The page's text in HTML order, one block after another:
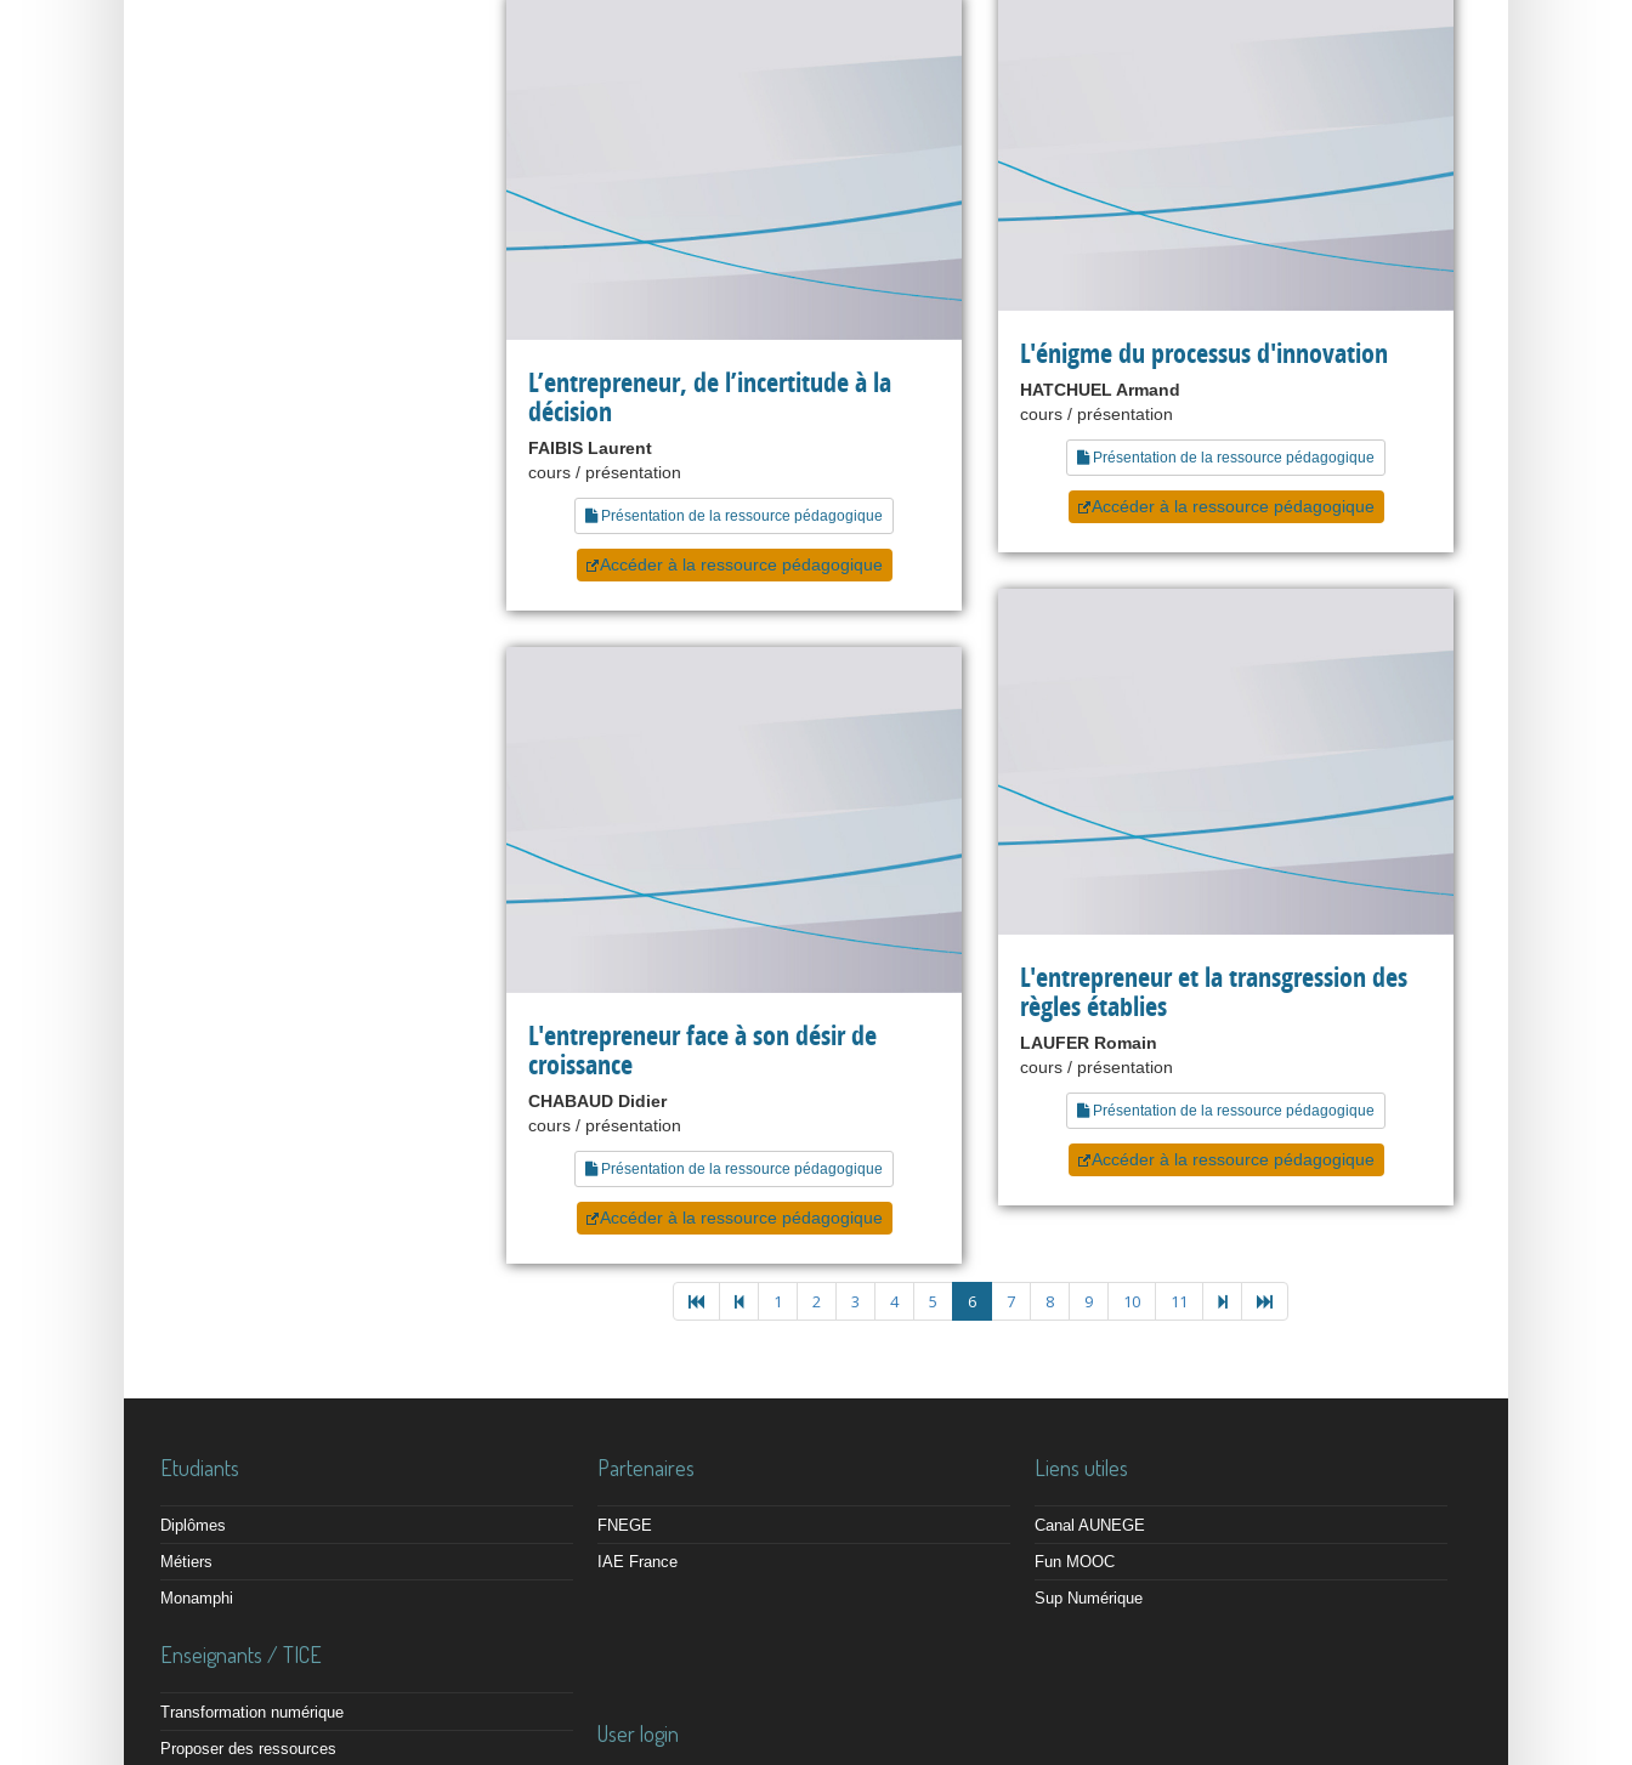
L'énigme du processus d'innovation
HATCHUEL Armand
cours / présentation
Présentation de la ressource pédagogique
Accéder à la ressource pédagogique
L’entrepreneur, de l’incertitude à la
décision
FAIBIS Laurent
cours / présentation
Présentation de la ressource pédagogique
Accéder à la ressource pédagogique
L'entrepreneur et la transgression des
règles établies
LAUFER Romain
cours / présentation
Présentation de la ressource pédagogique
Accéder à la ressource pédagogique
L'entrepreneur face à son désir de
croissance
CHABAUD Didier
cours / présentation
Présentation de la ressource pédagogique
Accéder à la ressource pédagogique
1 2 3 4 5 6 7 8 9 10 11
Etudiants
Diplômes
Métiers
Monamphi
Enseignants / TICE
Transformation numérique
Proposer des ressources
Partenaires
FNEGE
IAE France
Liens utiles
Canal AUNEGE
Fun MOOC
Sup Numérique
User login